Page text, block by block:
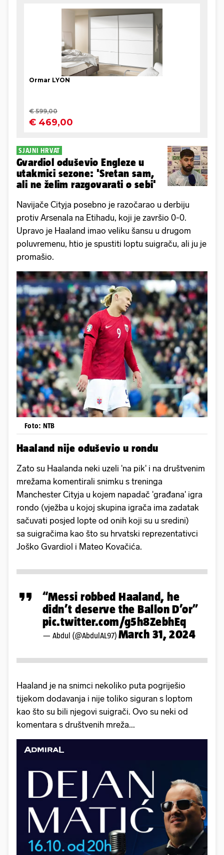
SJAJNI HRVAT
Gvardiol oduševio Engleze u
utakmici sezone: 'Sretan sam,
ali ne želim razgovarati o sebi'
Navijače Cityja posebno je razočarao u derbiju
protiv Arsenala na Etihadu, koji je završio 0-0.
Upravo je Haaland imao veliku šansu u drugom
poluvremenu, htio je spustiti loptu suigraču, ali ju je
promašio.
Foto: NTB
Haaland nije oduševio u rondu
Zato su Haalanda neki uzeli 'na pik' i na društvenim
mrežama komentirali snimku s treninga
Manchester Cityja u kojem napadač 'građana' igra
rondo (vježba u kojoj skupina igrača ima zadatak
sačuvati posjed lopte od onih koji su u sredini)
sa suigračima kao što su hrvatski reprezentativci
Joško Gvardiol i Mateo Kovačića.
“Messi robbed Haaland, he
didn’t deserve the Ballon D’or”
pic.twitter.com/g5h8ZebhEq
— Abdul (@AbdulAL97) March 31, 2024
Haaland je na snimci nekoliko puta pogriješio
tijekom dodavanja i nije toliko siguran s loptom
kao što su bili njegovi suigrači. Ovo su neki od
komentara s društvenih mreža...